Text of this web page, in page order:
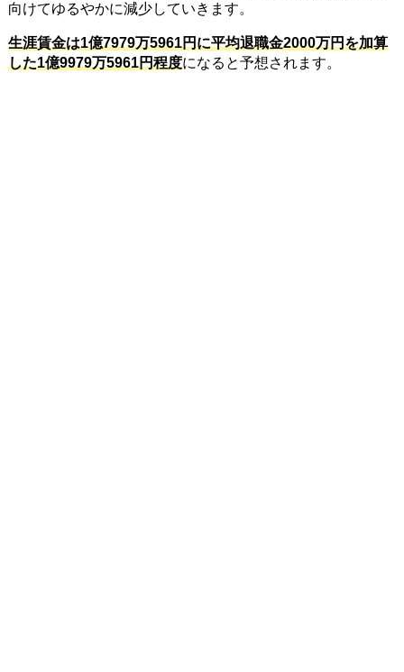
向けてゆるやかに減少していきます。
生涯賃金は1億7979万5961円に平均退職金2000万円を加算
した1億9979万5961円程度になると予想されます。